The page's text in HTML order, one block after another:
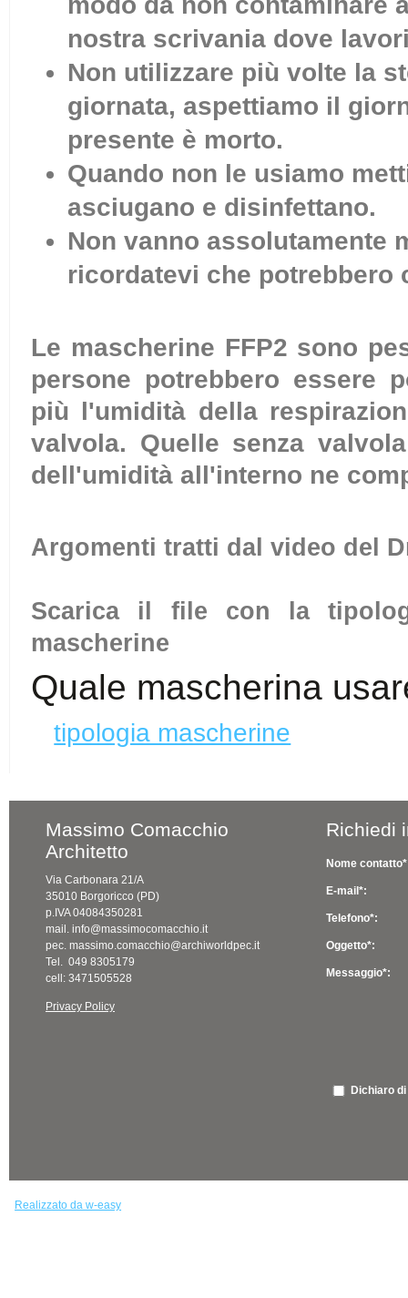
nostra scrivania dove
Non utilizzare più volte la
giornata, aspettiamo il
presente è morto.
Quando non le usiamo
asciugano e disinfettano.
Non vanno assolutamente
ricordatevi che potrebbero
Le mascherine FFP2 sono
persone potrebbero essere
più l'umidità della
valvola. Quelle senza
dell'umidità all'interno ne
Argomenti tratti dal video del
Scarica il file con la
mascherine
Quale mascherina
tipologia mascherine
Massimo Comacchio
Architetto
Via Carbonara 21/A
35010 Borgoricco (PD)
p.IVA 04084350281
mail. info@massimocomacchio.it
pec. massimo.comacchio@archiworldpec.it
Tel. 049 8305179
cell: 3471505528
Privacy Policy
Richiedi
Nome
E-mail*:
Telefono*:
Oggetto*:
Messaggio*:
Dichiaro
Realizzato da w-easy